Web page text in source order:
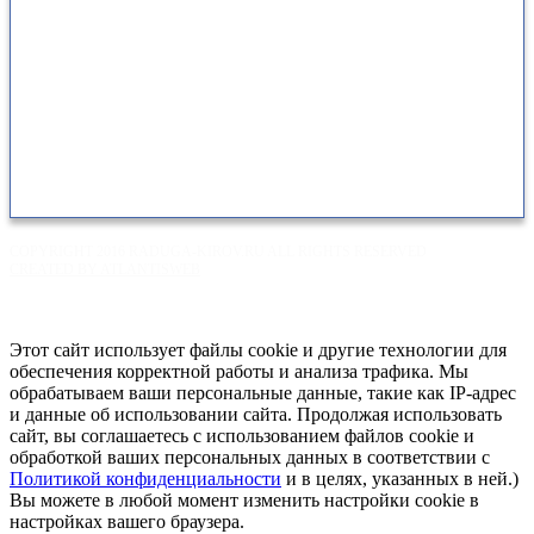
Этот сайт использует файлы cookie и другие технологии для
обеспечения корректной работы и анализа трафика. Мы
обрабатываем ваши персональные данные, такие как IP-адрес
и данные об использовании сайта. Продолжая использовать
сайт, вы соглашаетесь с использованием файлов cookie и
обработкой ваших персональных данных в соответствии с
Политикой конфиденциальности и в целях, указанных в ней.)
Вы можете в любой момент изменить настройки cookie в
настройках вашего браузера.